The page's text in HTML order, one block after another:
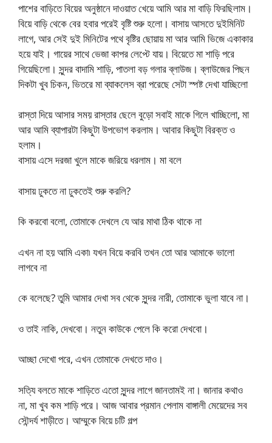
পাশের বাড়িতে বিয়ের অনুষ্ঠানে দাওয়াত খেয়ে আমি আর মা বাড়ি ফিরছিলাম।
বিয়ে বাড়ি থেকে বের হবার পরেই বৃষ্টি শুরু হলো। বাসায় আসতে দুইমিনিট
লাগে, আর সেই দুই মিনিটের পথে বৃষ্টির ছোয়ায় মা আর আমি ভিজে একাকার
হয়ে যাই। গায়ের সাথে ভেজা কাপর লেপ্টে যায়। বিয়েতে মা শাড়ি পরে
গিয়েছিলো। সুন্দর বাদামি শাড়ি, পাতলা বড় গলার ব্লাউজ। ব্লাউজের পিছন
দিকটা খুব চিকন, ভিতরে মা ব্যাকলেস ব্রা পরেছে সেটা স্পষ্ট দেখা যাচ্ছিলো
রাস্তা দিয়ে আসার সময় রাস্তার ছেলে বুড়ো সবাই মাকে গিলে খাচ্ছিলো, মা
আর আমি ব্যাপারটা কিছুটা উপভোগ করলাম। আবার কিছুটা বিরক্ত ও
হলাম।
বাসায় এসে দরজা খুলে মাকে জরিয়ে ধরলাম। মা বলে
বাসায় ঢুকতে না ঢুকতেই শুরু করলি?
কি করবো বলো, তোমাকে দেখলে যে আর মাথা ঠিক থাকে না
এখন না হয় আমি একা৷ যখন বিয়ে করবি তখন তো আর আমাকে ভালো
লাগবে না
কে বলেছে? তুমি আমার দেখা সব থেকে সুন্দর নারী, তোমাকে ভুলা যাবে না।
ও তাই নাকি, দেখবো। নতুন কাউকে পেলে কি করো দেখবো।
আচ্ছা দেখো পরে, এখন তোমাকে দেখতে দাও।
সত্যি বলতে মাকে শাড়িতে এতো সুন্দর লাগে জানতামই না। জানার কথাও
না, মা খুব কম শাড়ি পরে। আজ আবার প্রমান পেলাম বাঙ্গালী মেয়েদের সব
সৌন্দর্য শাড়ীতে। আম্মুকে বিয়ে চটি গল্প